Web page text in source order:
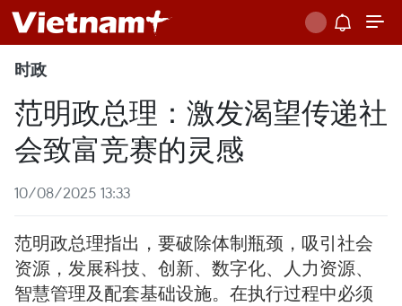
时政
范明政总理：激发渴望传递社
会致富竞赛的灵感
10/08/2025 13:33
范明政总理指出，要破除体制瓶颈，吸引社会
资源，发展科技、创新、数字化、人力资源、
智慧管理及配套基础设施。在执行过程中必须